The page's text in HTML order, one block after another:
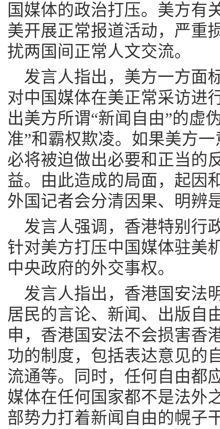
国媒体的政治打压。美方有
美开展正常报道活动，严重
扰两国间正常人文交流。
发言人指出，美方一方面
对中国媒体在美正常采访进
出美方所谓“新闻自由”的虚
准”和霸权欺凌。如果美方
必将被迫做出必要和正当的
益。由此造成的局面，起因
外国记者会分清因果、明辨
发言人强调，香港特别行
针对美方打压中国媒体驻美
中央政府的外交事权。
发言人指出，香港国安法
居民的言论、新闻、出版自
申，香港国安法不会损害香
功的制度，包括表达意见的
流通等。同时，任何自由都
媒体在任何国家都不是法外
部势力打着新闻自由的幌子